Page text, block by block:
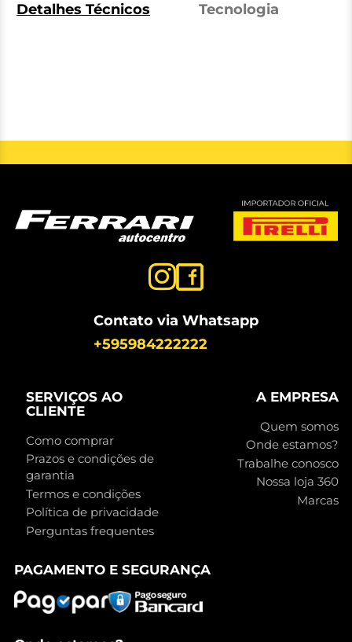
Detalhes Técnicos Tecnologia
Contato via Whatsapp
+595984222222
SERVIÇOS AO
CLIENTE
Como comprar
Prazos e condições de
garantia
Termos e condições
Política de privacidade
Perguntas frequentes
A EMPRESA
Quem somos
Onde estamos?
Trabalhe conosco
Nossa loja 360
Marcas
PAGAMENTO E SEGURANÇA